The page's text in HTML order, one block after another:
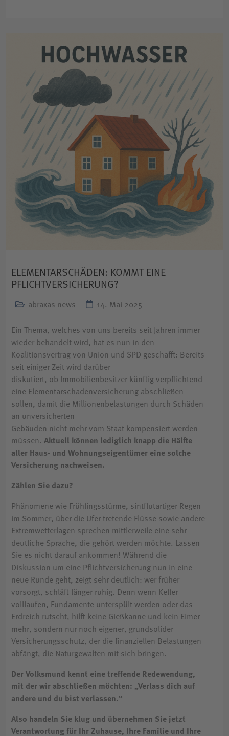
ELEMENTARSCHÄDEN: KOMMT EINE
PFLICHTVERSICHERUNG?
abraxas news 14. Mai 2025
Ein Thema, welches von uns bereits seit Jahren immer
wieder behandelt wird, hat es nun in den
Koalitionsvertrag von Union und SPD geschafft: Bereits
seit einiger Zeit wird darüber
diskutiert, ob Immobilienbesitzer künftig verpflichtend
eine Elementarschadenversicherung abschließen
sollen, damit die Millionenbelastungen durch Schäden
an unversicherten
Gebäuden nicht mehr vom Staat kompensiert werden
müssen. Aktuell können lediglich knapp die Hälfte
aller Haus- und Wohnungseigentümer eine solche
Versicherung nachweisen.
Zählen Sie dazu?
Phänomene wie Frühlingsstürme, sintflutartiger Regen
im Sommer, über die Ufer tretende Flüsse sowie andere
Extremwetterlagen sprechen mittlerweile eine sehr
deutliche Sprache, die gehört werden möchte. Lassen
Sie es nicht darauf ankommen! Während die
Diskussion um eine Pflichtversicherung nun in eine
neue Runde geht, zeigt sehr deutlich: wer früher
vorsorgt, schläft länger ruhig. Denn wenn Keller
volllaufen, Fundamente unterspült werden oder das
Erdreich rutscht, hilft keine Gießkanne und kein Eimer
mehr, sondern nur noch eigener, grundsolider
Versicherungsschutz, der die finanziellen Belastungen
abfängt, die Naturgewalten mit sich bringen.
Der Volksmund kennt eine treffende Redewendung,
mit der wir abschließen möchten: „Verlass dich auf
andere und du bist verlassen.“
Also handeln Sie klug und übernehmen Sie jetzt
Verantwortung für Ihr Zuhause, Ihre Familie und Ihre